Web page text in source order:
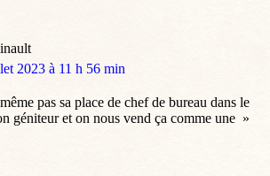
2023 à 11 h 56 min
pas sa place de chef de bureau dans le
géniteur et on nous vend ça comme une »